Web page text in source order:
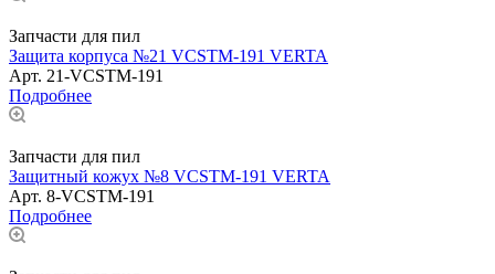
Запчасти для пил
Защита корпуса №21 VCSTM-191 VERTA
Арт. 21-VCSTM-191
Подробнее
Запчасти для пил
Защитный кожух №8 VCSTM-191 VERTA
Арт. 8-VCSTM-191
Подробнее